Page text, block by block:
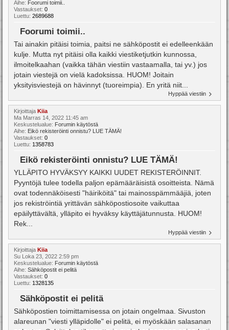
Aihe: Foorumi toimii..
Vastaukset: 0
Luettu: 2689688
Foorumi toimii..
Tai ainakin pitäisi toimia, paitsi ne sähköpostit ei edelleenkään
kulje. Mutta nyt pitäisi olla kaikki viestiketjutkin kunnossa,
ilmoitelkaahan (vaikka tähän viestiin vastaamalla, tai yv.) jos
jotain viestejä on vielä kadoksissa. HUOM! Joitain
yksityisviestejä on hävinnyt (tuoreimpia). En yritä niit...
Hyppää viestiin
Kirjoittaja Kiia
Ma Marras 14, 2022 11:45 am
Keskustelualue: Forumin käytöstä
Aihe: Eikö rekisteröinti onnistu? LUE TÄMÄ!
Vastaukset: 0
Luettu: 1358783
Eikö rekisteröinti onnistu? LUE TÄMÄ!
YLLÄPITO HYVÄKSYY KAIKKI UUDET REKISTERÖINNIT.
Pyyntöjä tulee todella paljon epämääräisistä osoitteista. Nämä
ovat todennäköisesti "häiriköitä" tai mainosspämmääjiä, joten
jos rekiströintiä yrittävän sähköpostiosoite vaikuttaa
epäilyttävältä, ylläpito ei hyväksy käyttäjätunnusta. HUOM!
Rek...
Hyppää viestiin
Kirjoittaja Kiia
Su Loka 23, 2022 2:59 pm
Keskustelualue: Forumin käytöstä
Aihe: Sähköpostit ei pelitä
Vastaukset: 0
Luettu: 1328135
Sähköpostit ei pelitä
Sähköpostien toimittamisessa on jotain ongelmaa. Sivuston
alareunan "viesti ylläpidolle" ei pelitä, ei myöskään salasanan